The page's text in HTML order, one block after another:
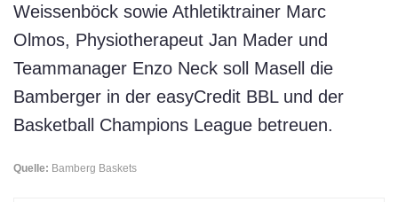
Weissenböck sowie Athletiktrainer Marc
Olmos, Physiotherapeut Jan Mader und
Teammanager Enzo Neck soll Masell die
Bamberger in der easyCredit BBL und der
Basketball Champions League betreuen.
Quelle: Bamberg Baskets